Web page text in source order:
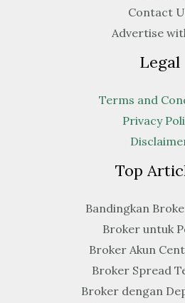
Contact
Advertise
Legal
Terms and
Privacy
Top
Bandingkan
Broker untuk
Broker Akun
Broker Spread
Broker dengan